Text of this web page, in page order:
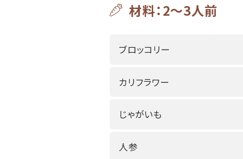
材料：2～3人前
ブロッコリー
カリフラワー
じゃがいも
人参